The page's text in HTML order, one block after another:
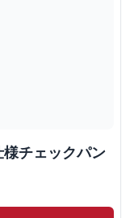
チェックパン